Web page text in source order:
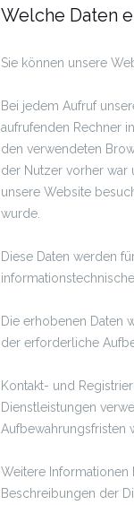
Welche Daten
Sie können unsere
Bei jedem Aufruf
aufrufenden Rechner
den verwendeten
der Nutzer vorher war
unsere Website
wurde.
Diese Daten werden
Die erhobenen Daten
der erforderliche
Kontakt- und
Dienstleistungen
Aufbewahrungsfristen
Weitere Informationen
Beschreibungen der